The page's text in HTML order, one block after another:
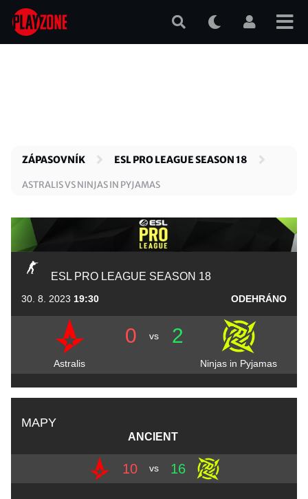
Přejít
hlavnímu
ZÁPASOVNÍK ESL PRO LEAGUE SEASON 18
ASTRALIS VS NINJAS IN PYJAMAS
ESL PRO LEAGUE SEASON 18
30. 8. 2023 19:30 ODEHRÁNO
0 vs 2
Astralis Ninjas in Pyjamas
MAPY
ANCIENT
10 vs 16